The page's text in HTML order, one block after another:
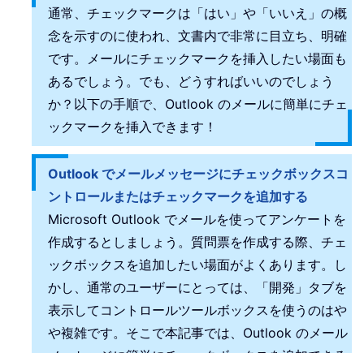
通常、チェックマークは「はい」や「いいえ」の概
念を示すのに使われ、文書内で非常に目立ち、明確
です。メールにチェックマークを挿入したい場面も
あるでしょう。でも、どうすればいいのでしょう
か？以下の手順で、Outlook のメールに簡単にチェ
ックマークを挿入できます！
Outlook でメールメッセージにチェックボックスコ
ントロールまたはチェックマークを追加する
Microsoft Outlook でメールを使ってアンケートを
作成するとしましょう。質問票を作成する際、チェ
ックボックスを追加したい場面がよくあります。し
かし、通常のユーザーにとっては、「開発」タブを
表示してコントロールツールボックスを使うのはや
や複雑です。そこで本記事では、Outlook のメール